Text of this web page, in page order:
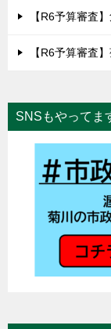
【R6予算審査
【R6予算審査
SNSもやってま